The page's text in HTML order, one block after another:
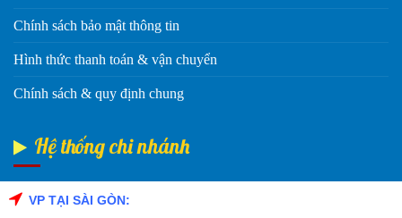
Chính sách bảo mật thông tin
Hình thức thanh toán & vận chuyển
Chính sách & quy định chung
Hệ thống chi nhánh
VP TẠI SÀI GÒN: